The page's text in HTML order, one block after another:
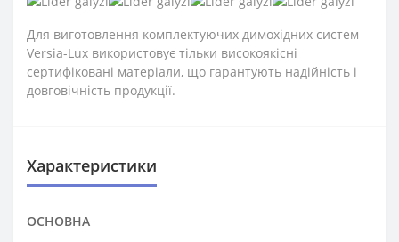
Для виготовлення комплектуючих димохідних систем
Versia-Lux використовує тільки високоякісні
сертифіковані матеріали, що гарантують надійність і
довговічність продукції.
Характеристики
ОСНОВНА